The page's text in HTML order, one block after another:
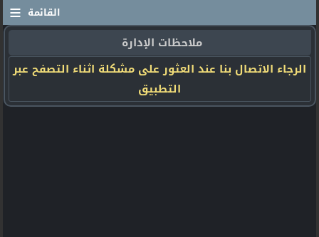
≡ القائمة
ملاحظات الإدارة
الرجاء الاتصال بنا عند العثور على مشكلة اثناء التصفح عبر
التطبيق